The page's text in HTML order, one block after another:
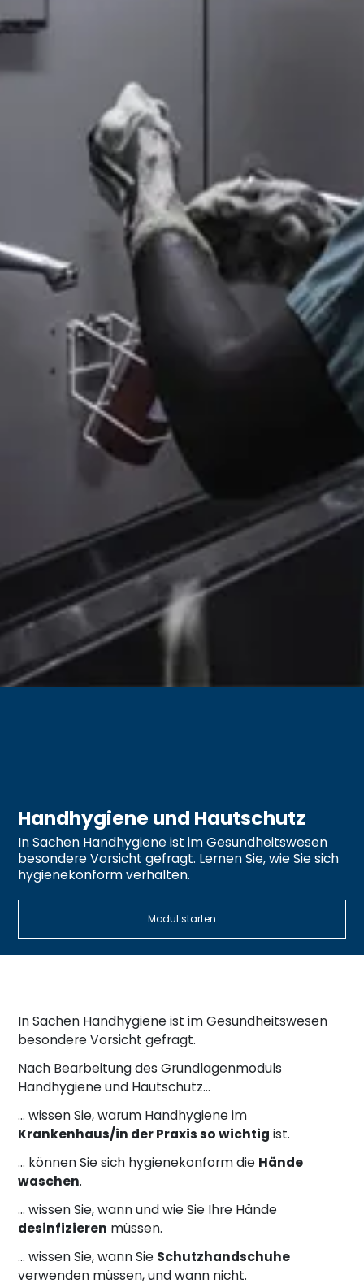
Handhygiene und Hautschutz
In Sachen Handhygiene ist im Gesundheitswesen
besondere Vorsicht gefragt. Lernen Sie, wie Sie sich
hygienekonform verhalten.
Modul starten
In Sachen Handhygiene ist im Gesundheitswesen
besondere Vorsicht gefragt.
Nach Bearbeitung des Grundlagenmoduls
Handhygiene und Hautschutz…
… wissen Sie, warum Handhygiene im
Krankenhaus/in der Praxis so wichtig ist.
… können Sie sich hygienekonform die Hände
waschen.
… wissen Sie, wann und wie Sie Ihre Hände
desinfizieren müssen.
… wissen Sie, wann Sie Schutzhandschuhe
verwenden müssen, und wann nicht.